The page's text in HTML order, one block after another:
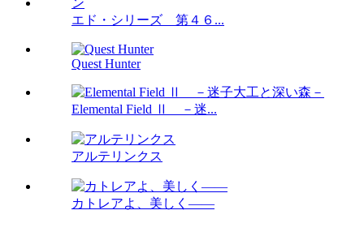
エド・シリーズ 第４６...
Quest Hunter
Elemental Field Ⅱ －迷...
アルテリンクス
カトレアよ、美しく――